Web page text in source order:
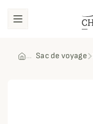
Sac de voyage